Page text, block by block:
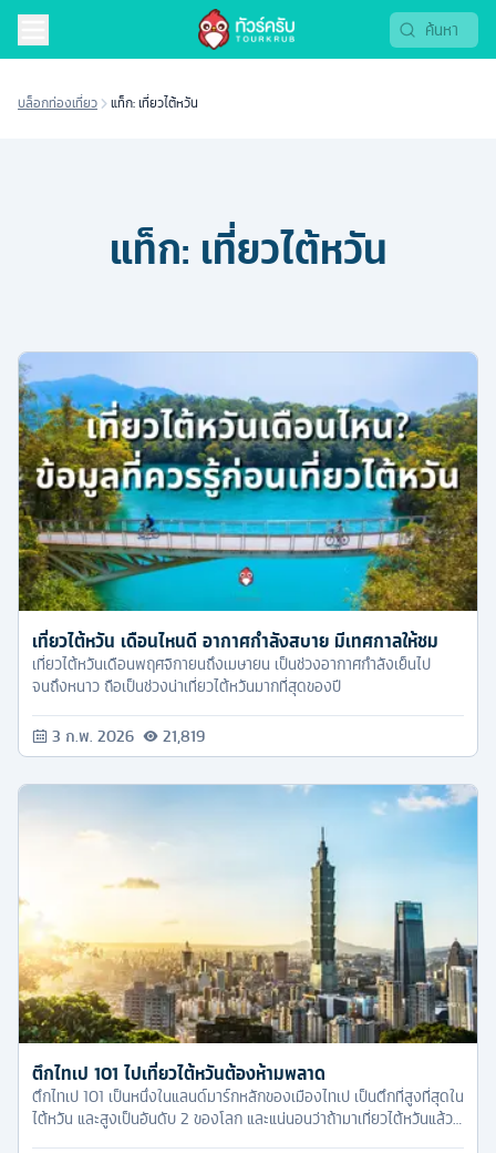
บล็อกท่องเที่ยว แท็ก: เที่ยวไต้หวัน
แท็ก: เที่ยวไต้หวัน
เที่ยวไต้หวัน เดือนไหนดี อากาศกำลังสบาย มีเทศกาลให้ชม
เที่ยวไต้หวันเดือนพฤศจิกายนถึงเมษายน เป็นช่วงอากาศกำลังเย็นไป
จนถึงหนาว ถือเป็นช่วงน่าเที่ยวไต้หวันมากที่สุดของปี
3 ก.พ. 2026 21,819
ตึกไทเป 101 ไปเที่ยวไต้หวันต้องห้ามพลาด
ตึกไทเป 101 เป็นหนึ่งในแลนด์มาร์กหลักของเมืองไทเป เป็นตึกที่สูงที่สุดใน
ไต้หวัน และสูงเป็นอันดับ 2 ของโลก และแน่นอนว่าถ้ามาเที่ยวไต้หวันแล้ว